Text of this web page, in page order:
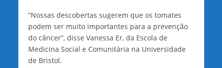
“Nossas descobertas sugerem que os tomates
podem ser muito importantes para a prevenção
do câncer”, disse Vanessa Er, da Escola de
Medicina Social e Comunitária na Universidade
de Bristol.